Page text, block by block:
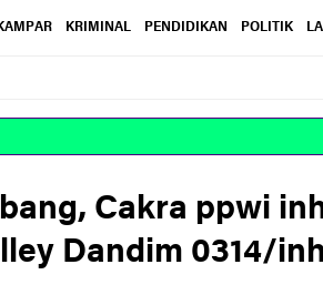
KRIMINAL PENDIDIKAN POLITIK
Cakra ppwi
Dandim 0314/